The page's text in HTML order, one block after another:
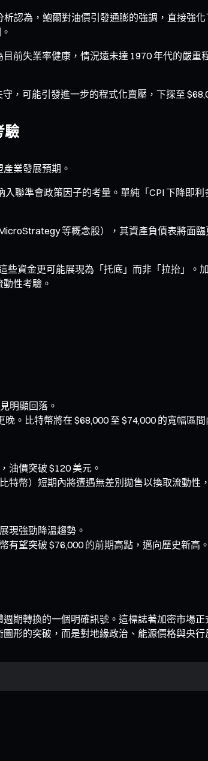
析認為，鮑爾對油價引發通膨的強調，直接
前失業率健康，情況遠未達 1970 年代的嚴
，可能引發進一步的程式化賣壓，下探至
驗
業發展預期。
聯準會政策因子的考量。單純「CPI 下降即
等概念股），其資產負債表將面
些資金更可能展現為「托底」而非「拉抬」
性考驗。
明顯回落。
。比特幣將在 $68,000 至 $74,000 的寬幅區
油價突破 $120 美元。
幣）短期內將遭遇無差別拋售以換取流動性
現強勁降溫趨勢。
望突破 $76,000 的前期高點，邁向歷史新高。
期轉換的一個明確訊號。這標誌著加密市場
形的突破，而是對地緣政治、能源價格與央